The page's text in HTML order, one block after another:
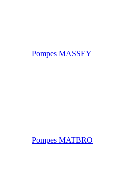
Pompes MASSEY
Pompes MATBRO